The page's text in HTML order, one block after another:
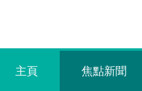
主頁 焦點新聞